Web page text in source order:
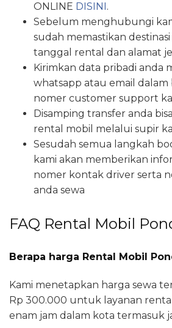
ONLINE DISINI .
Sebelum menghubungi
sudah memastikan
tanggal rental dan alamat
Kirimkan data pribadi anda
whatsapp atau email
nomer customer support
Disamping transfer anda
rental mobil melalui supir
Sesudah semua langkah
kami akan memberikan
nomer kontak driver serta
anda sewa
FAQ Rental Mobil
Berapa harga Rental Mobil
Kami menetapkan harga sewa
Rp 300.000 untuk layanan
enam jam dalam kota termasuk